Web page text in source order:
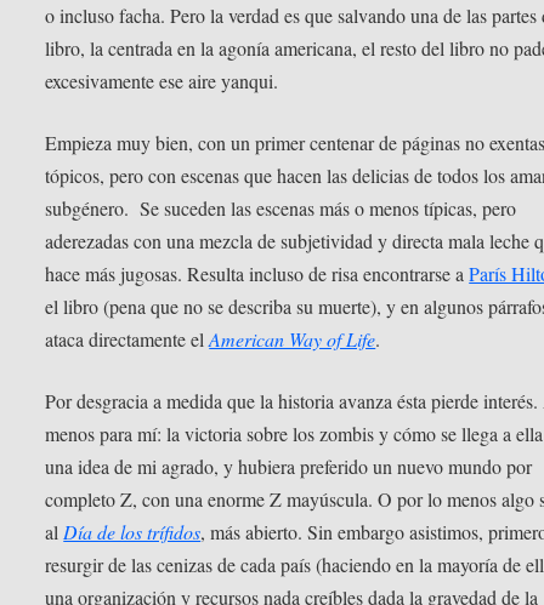
o incluso facha. Pero la verdad es que salvando una de las partes
libro, la centrada en la agonía americana, el resto del libro no
excesivamente ese aire yanqui.
Empieza muy bien, con un primer centenar de páginas no
tópicos, pero con escenas que hacen las delicias de todos los
subgénero. Se suceden las escenas más o menos típicas, pero
aderezadas con una mezcla de subjetividad y directa mala leche
hace más jugosas. Resulta incluso de risa encontrarse aParís
el libro (pena que no se describa su muerte), y en algunos
ataca directamente elAmerican Way of Life.
Por desgracia a medida que la historia avanza ésta pierde
menos para mí: la victoria sobre los zombis y cómo se llega a
una idea de mi agrado, y hubiera preferido un nuevo mundo por
completo Z, con una enorme Z mayúscula. O por lo menos algo
al Día de los trífidos, más abierto. Sin embargo asistimos,
resurgir de las cenizas de cada país (haciendo en la mayoría de
una organización y recursos nada creíbles dada la gravedad de la